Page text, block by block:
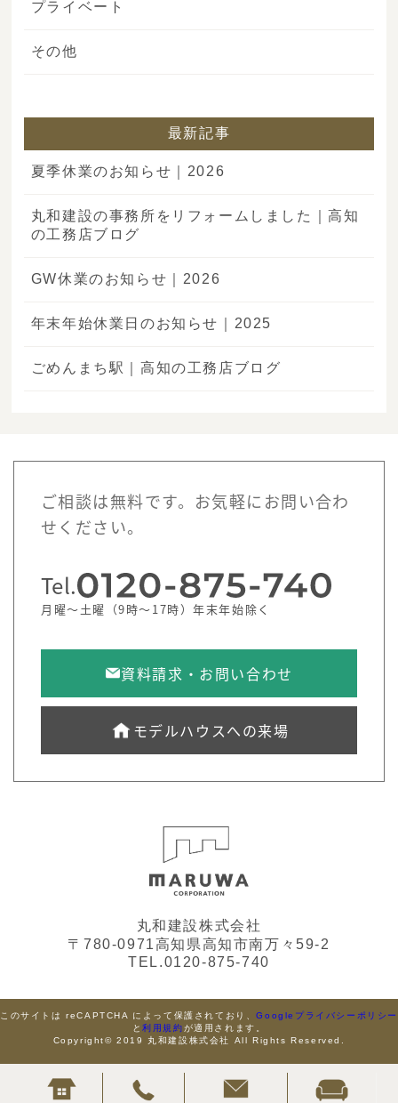
プライベート
その他
最新記事
夏季休業のお知らせ｜2026
丸和建設の事務所をリフォームしました｜高知
の工務店ブログ
GW休業のお知らせ｜2026
年末年始休業日のお知らせ｜2025
ごめんまち駅｜高知の工務店ブログ
ご相談は無料です。お気軽にお問い合わ
せください。
Tel.
月曜～土曜（9時～17時）年末年始除く
資料請求・お問い合わせ
モデルハウスへの来場
丸和建設株式会社
〒780-0971高知県高知市南万々59-2
TEL.0120-875-740
このサイトは reCAPTCHA によって保護されており、Googleプライバシーポリシー
と利用規約が適用されます。
Copyright© 2019 丸和建設株式会社 All Rights Reserved.